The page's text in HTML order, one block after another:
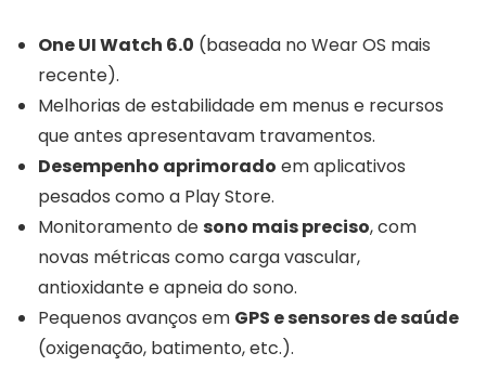
One UI Watch 6.0 (baseada no Wear OS mais
recente).
Melhorias de estabilidade em menus e recursos
que antes apresentavam travamentos.
Desempenho aprimorado em aplicativos
pesados como a Play Store.
Monitoramento desono mais preciso, com
novas métricas como carga vascular,
antioxidante e apneia do sono.
Pequenos avanços em GPS e sensores de saúde
(oxigenação, batimento, etc.).